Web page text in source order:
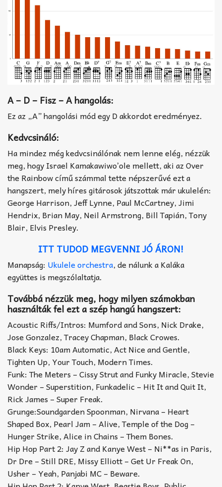
A – D – Fisz – Ahangolás:
Ez az „A” hangolási mód egy D akkordot eredményez.
Kedvcsináló:
Ha mindez még kedvcsinálónak nem lenne elég, nézzük
meg, hogy Israel Kamakawiwo’ole mellett, aki az Over
the Rainbow című számmal tette népszerűvé ezt a
hangszert, mely híres gitárosok játszottak már ukulelén:
George Harrison, Jeff Lynne, Paul McCartney, Jimi
Hendrix, Brian May, Neil Armstrong, Bill Tapián, Tony
Blair, Elvis Presley.
ITT TUDOD MEGVENNI JÓ ÁRON!
Manapság: Ukulele orchestra, de nálunk a Kaláka
együttes is megszólaltatja.
Továbbá nézzük meg, hogy milyen számokban
használták fel ezt a szép hangú hangszert:
Acoustic Riffs/Intros: Mumford and Sons, Nick Drake,
Jose Gonzalez, Tracey Chapman, Black Crowes.
Black Keys: 10am Automatic, Act Nice and Gentle,
Tighten Up, Your Touch, Modern Times.
Funk: The Meters – Cissy Strut and Funky Miracle, Stevie
Wonder – Superstition, Funkadelic – Hit It and Quit It,
Rick James – Super Freak.
Grunge:Soundgarden Spoonman, Nirvana – Heart
Shaped Box, Pearl Jam – Alive, Temple of the Dog –
Hunger Strike, Alice in Chains – Them Bones.
Hip Hop Part 2: Jay Z and Kanye West – Ni**as in Paris,
Dr Dre – Still DRE, Missy Elliott – Get Ur Freak On,
Usher – Yeah, Panjabi MC – Beware.